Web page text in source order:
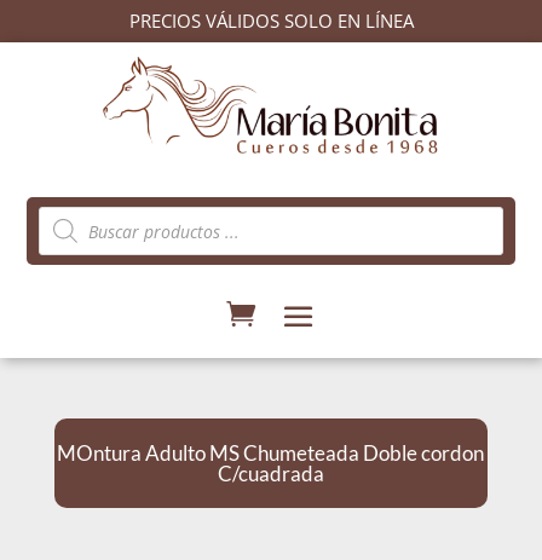
PRECIOS VÁLIDOS SOLO EN LÍNEA
Búsqueda
de
productos
MOntura Adulto MS Chumeteada Doble cordon
C/cuadrada